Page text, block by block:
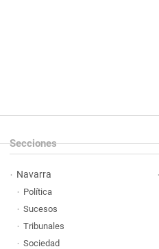
Secciones
Navarra
Política
Sucesos
Tribunales
Sociedad